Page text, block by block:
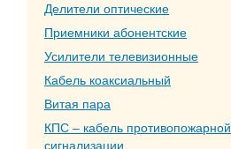
Делители оптические
Приемники абонентские
Усилители телевизионные
Кабель коаксиальный
Витая пара
КПС – кабель противопожарной
сигнализации